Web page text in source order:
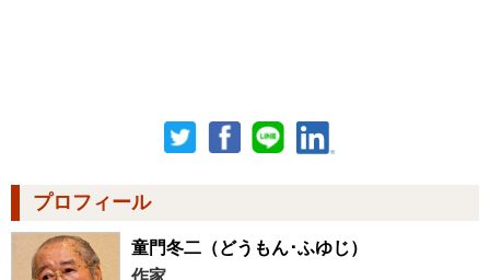
プロフィール
童門冬二 （どうもん･ふゆじ）
作家